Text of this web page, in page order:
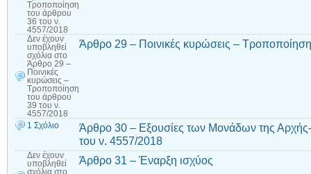
Τροποποίηση
του άρθρου
36 του ν.
4557/2018
Δεν έχουν
υποβληθεί
σχόλια στο
Άρθρο 29 –
Ποινικές
κυρώσεις –
Τροποποίηση
του άρθρου
39 του ν.
4557/2018
Άρθρο 29 – Ποινικές κυρώσεις –
1 Σχόλιο
Άρθρο 30 – Εξουσίες των Μονάδων της
του ν. 4557/2018
Δεν έχουν
υποβληθεί
σχόλια στο
Άρθρο 31 – Έναρξη ισχύος